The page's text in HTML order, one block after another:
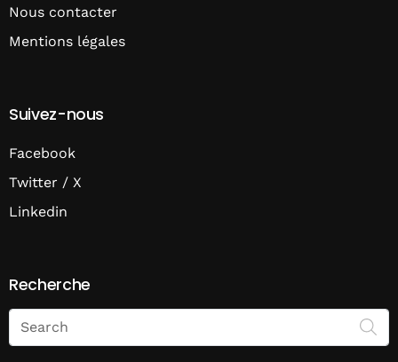
Nous contacter
Mentions légales
Suivez-nous
Facebook
Twitter / X
Linkedin
Recherche
Search
on
Economie